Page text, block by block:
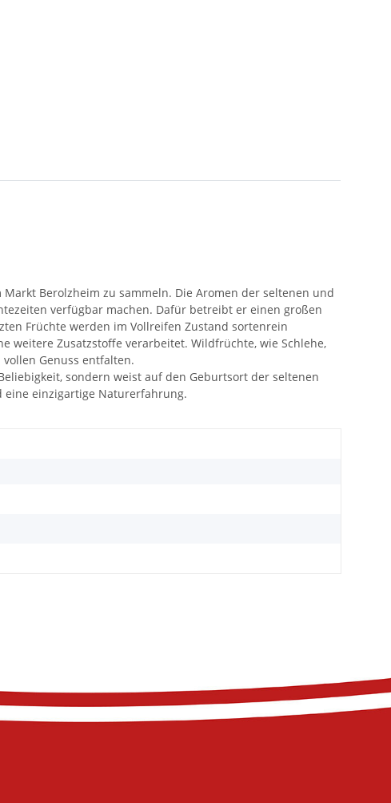
Berolzheim zu sammeln. Die Aromen der seltenen und
verfügbar machen. Dafür betreibt er einen großen
Früchte werden im Vollreifen Zustand sortenrein
weitere Zusatzstoffe verarbeitet. Wildfrüchte, wie Schlehe,
Genuss entfalten.
sondern weist auf den Geburtsort der seltenen
eine einzigartige Naturerfahrung.